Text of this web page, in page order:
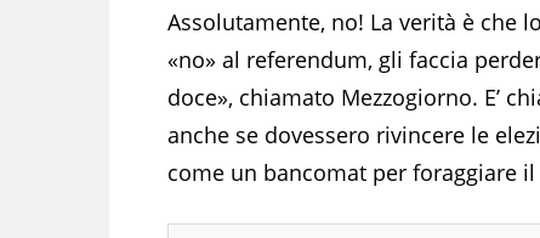
Assolutamente, no! La verità è che
«no» al referendum, gli faccia
doce», chiamato Mezzogiorno. E’
anche se dovessero rivincere le
come un bancomat per foraggiare